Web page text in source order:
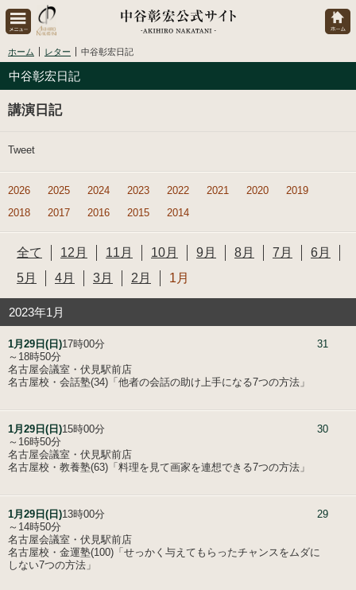
ホーム レター 中谷彰宏日記
中谷彰宏日記
講演日記
Tweet
2026 2025 2024 2023 2022 2021 2020
2019
2018
2017 2016 2015 2014
全て 12月 11月 10月 9月 8月 7月
6月
5月
4月 3月 2月 1月
2023年1月
1月29日(日) 31
17時00分
～18時50分
名古屋会議室・伏見駅前店
名古屋校・会話塾(34)「他者の会話の助け上手になる7つの方法」
1月29日(日) 30
15時00分
～16時50分
名古屋会議室・伏見駅前店
名古屋校・教養塾(63)「料理を見て画家を連想できる7つの方法」
1月29日(日) 29
13時00分
～14時50分
名古屋会議室・伏見駅前店
名古屋校・金運塾(100)「せっかく与えてもらったチャンスをムダに
しない7つの方法」